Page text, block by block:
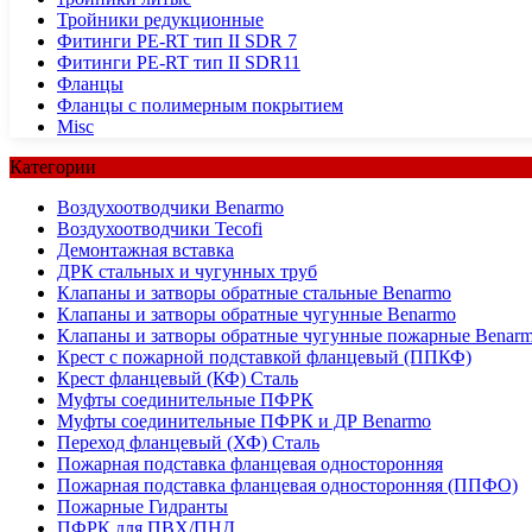
Тройники редукционные
Фитинги PE-RT тип II SDR 7
Фитинги PE-RT тип II SDR11
Фланцы
Фланцы с полимерным покрытием
Misc
Категории
Воздухоотводчики Benarmo
Воздухоотводчики Tecofi
Демонтажная вставка
ДРК стальных и чугунных труб
Клапаны и затворы обратные стальные Benarmo
Клапаны и затворы обратные чугунные Benarmo
Клапаны и затворы обратные чугунные пожарные
Крест с пожарной подставкой фланцевый (ППКФ)
Крест фланцевый (КФ) Сталь
Муфты соединительные ПФРК
Муфты соединительные ПФРК и ДР Benarmo
Переход фланцевый (ХФ) Сталь
Пожарная подставка фланцевая односторонняя
Пожарная подставка фланцевая односторонняя (ППФО)
Пожарные Гидранты
ПФРК для ПВХ/ПНД